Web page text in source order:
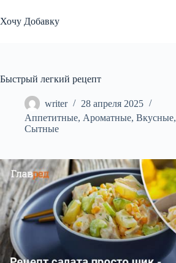
к
сути
Хочу Добавку
Быстрый легкий рецепт
writer
28 апреля 2025
Аппетитные, Ароматные, Вкусные,
Сытные